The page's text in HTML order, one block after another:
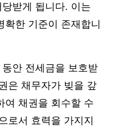
받게 됩니다. 이는
한 기준이 존재합니
안 전세금을 보호받
은 채무자가 빚을 갚
여 채권을 회수할 수
로서 효력을 가지지